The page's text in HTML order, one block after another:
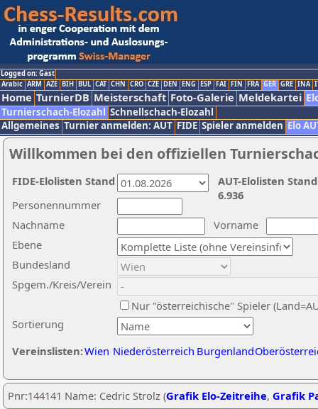
Logged on: Gast
Arabic ARM AZE BIH BUL CAT CHN CRO CZE DEN ENG ESP FAI FIN FRA GER GRE INA
Home TurnierDB Meisterschaft Foto-Galerie Meldekartei
Turnierschach-Elozahl Schnellschach-Elozahl
Allgemeines Turnier anmelden: AUT FIDE Spieler anmelden Elo
Willkommen bei den offiziellen
Nachname
Vorname
Ebene
Sortierung
Personennummer
Bundesland
Spgem./Kreis/Verein
Nur "österreichische" Spieler
Vereinslisten:Wien Niederösterreich Burgenland
AUT-Elolisten
6.936
FIDE-Elolisten Stand
Pnr:144141 Name: Cedric Strolz (Grafik Elo-Zeitreihe, Grafik